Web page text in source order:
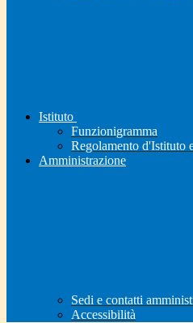
Istituto
Funzionigramma
Regolamento d'Istituto
Amministrazione
Sedi e contatti
Accessibilità